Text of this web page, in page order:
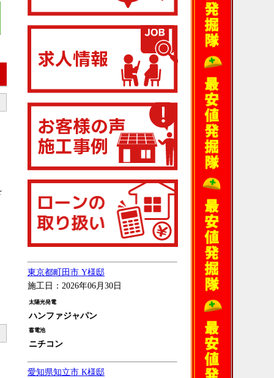
東京都町田市 Y様邸
施工日：2026年06月30日
太陽光発電
ハンファジャパン
蓄電池
ニチコン
愛知県知立市 K様邸